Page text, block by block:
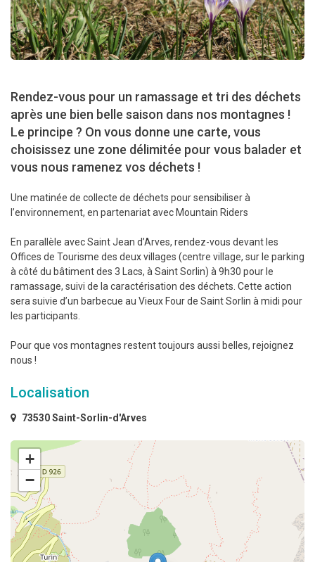
Rendez-vous pour un ramassage et tri des déchets
après une bien belle saison dans nos montagnes !
Le principe ? On vous donne une carte, vous
choisissez une zone délimitée pour vous balader et
vous nous ramenez vos déchets ️️!
Une matinée de collecte de déchets pour sensibiliser à
l’environnement, en partenariat avec Mountain Riders
En parallèle avec Saint Jean d’Arves, rendez-vous devant les
Offices de Tourisme des deux villages (centre village, sur le parking
à côté du bâtiment des 3 Lacs, à Saint Sorlin) à 9h30 pour le
ramassage, suivi de la caractérisation des déchets. Cette action
sera suivie d’un barbecue au Vieux Four de Saint Sorlin à midi pour
les participants.
Pour que vos montagnes restent toujours aussi belles, rejoignez
nous !
Localisation
73530 Saint-Sorlin-d'Arves
+
−